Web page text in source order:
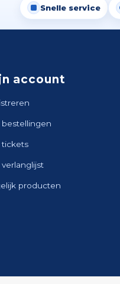
Snelle service
account
bestellingen
tickets
verlanglijst
producten